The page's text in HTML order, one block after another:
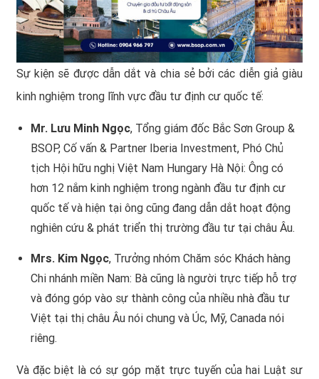
Sự kiện sẽ được dẫn dắt và chia sẻ bởi các diễn giả giàu
kinh nghiệm trong lĩnh vực đầu tư định cư quốc tế:
Mr. Lưu Minh Ngọc, Tổng giám đốc Bắc Sơn Group &
BSOP, Cố vấn & Partner Iberia Investment, Phó Chủ
tịch Hội hữu nghị Việt Nam Hungary Hà Nội: Ông có
hơn 12 nắm kinh nghiệm trong ngành đầu tư định cư
quốc tế và hiện tại ông cũng đang dẫn dắt hoạt động
nghiên cứu & phát triển thị trường đầu tư tại châu Âu.
Mrs. Kim Ngọc, Trưởng nhóm Chăm sóc Khách hàng
Chi nhánh miền Nam: Bà cũng là người trực tiếp hỗ trợ
và đóng góp vào sự thành công của nhiều nhà đầu tư
Việt tại thị châu Âu nói chung và Úc, Mỹ, Canada nói
riêng.
Và đặc biệt là có sự góp mặt trực tuyến của hai Luật sư